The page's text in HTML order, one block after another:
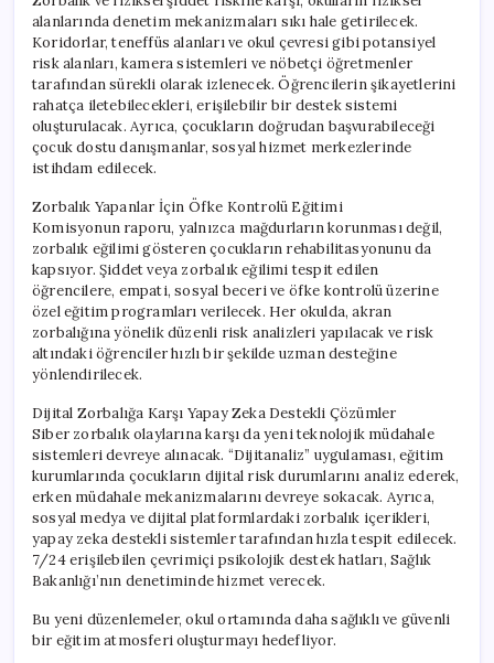
alanlarında denetim mekanizmaları sıkı hale getirilecek.
Koridorlar, teneffüs alanları ve okul çevresi gibi potansiyel
risk alanları, kamera sistemleri ve nöbetçi öğretmenler
tarafından sürekli olarak izlenecek. Öğrencilerin şikayetlerini
rahatça iletebilecekleri, erişilebilir bir destek sistemi
oluşturulacak. Ayrıca, çocukların doğrudan başvurabileceği
çocuk dostu danışmanlar, sosyal hizmet merkezlerinde
istihdam edilecek.
Zorbalık Yapanlar İçin Öfke Kontrolü Eğitimi
Komisyonun raporu, yalnızca mağdurların korunması değil,
zorbalık eğilimi gösteren çocukların rehabilitasyonunu da
kapsıyor. Şiddet veya zorbalık eğilimi tespit edilen
öğrencilere, empati, sosyal beceri ve öfke kontrolü üzerine
özel eğitim programları verilecek. Her okulda, akran
zorbalığına yönelik düzenli risk analizleri yapılacak ve risk
altındaki öğrenciler hızlı bir şekilde uzman desteğine
yönlendirilecek.
Dijital Zorbalığa Karşı Yapay Zeka Destekli Çözümler
Siber zorbalık olaylarına karşı da yeni teknolojik müdahale
sistemleri devreye alınacak. “Dijitanaliz” uygulaması, eğitim
kurumlarında çocukların dijital risk durumlarını analiz ederek,
erken müdahale mekanizmalarını devreye sokacak. Ayrıca,
sosyal medya ve dijital platformlardaki zorbalık içerikleri,
yapay zeka destekli sistemler tarafından hızla tespit edilecek.
7/24 erişilebilen çevrimiçi psikolojik destek hatları, Sağlık
Bakanlığı’nın denetiminde hizmet verecek.
Bu yeni düzenlemeler, okul ortamında daha sağlıklı ve güvenli
bir eğitim atmosferi oluşturmayı hedefliyor.